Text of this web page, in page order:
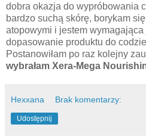
dobra okazja do wypróbowania
bardzo suchą skórę, borykam
atopowymi i jestem
dopasowanie produktu do
Postanowiłam po raz kolejny
wybrałam Xera-Mega
Hexxana Brak komentarzy:
Udostępnij